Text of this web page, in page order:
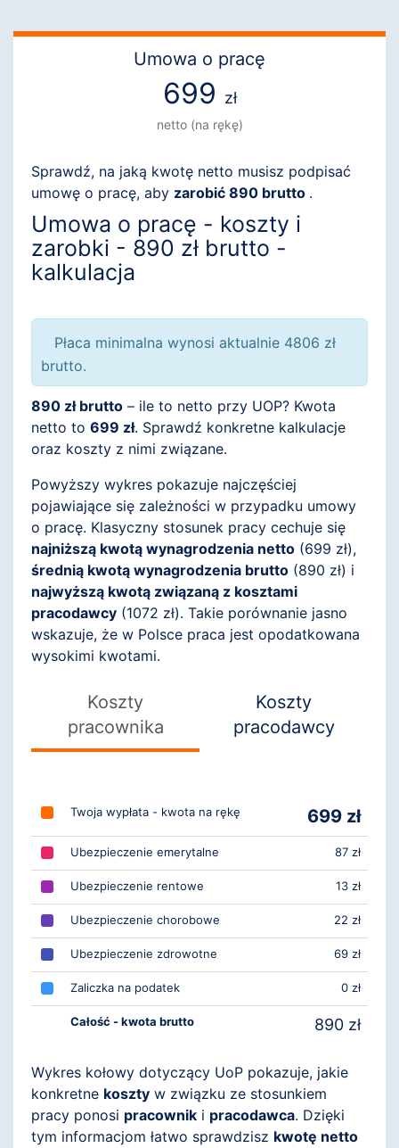
Umowa o pracę
699 zł
netto (na rękę)
Sprawdź, na jaką kwotę netto musisz podpisać
umowę o pracę, aby zarobić 890 brutto .
Umowa o pracę - koszty i
zarobki - 890 zł brutto -
kalkulacja
Płaca minimalna wynosi aktualnie 4806 zł
brutto.
890 zł brutto – ile to netto przy UOP? Kwota
netto to 699 zł. Sprawdź konkretne kalkulacje
oraz koszty z nimi związane.
Powyższy wykres pokazuje najczęściej
pojawiające się zależności w przypadku umowy
o pracę. Klasyczny stosunek pracy cechuje się
najniższą kwotą wynagrodzenia netto (699 zł),
średnią kwotą wynagrodzenia brutto (890 zł) i
najwyższą kwotą związaną z kosztami
pracodawcy (1072 zł). Takie porównanie jasno
wskazuje, że w Polsce praca jest opodatkowana
wysokimi kwotami.
Koszty
pracownika
Koszty
pracodawcy
Twoja wypłata - kwota na rękę 699 zł
Ubezpieczenie emerytalne 87 zł
Ubezpieczenie rentowe 13 zł
Ubezpieczenie chorobowe 22 zł
Ubezpieczenie zdrowotne 69 zł
Zaliczka na podatek 0 zł
Całość - kwota brutto 890 zł
Wykres kołowy dotyczący UoP pokazuje, jakie
konkretne koszty w związku ze stosunkiem
pracy ponosi pracownik i pracodawca. Dzięki
tym informacjom łatwo sprawdzisz kwotę netto